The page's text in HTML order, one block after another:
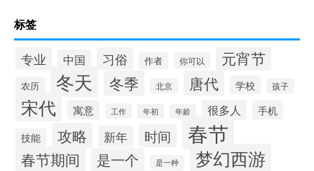
标签
专业 中国 习俗 作者 你可以 元宵节
农历 冬天 冬季 北京 唐代 学校 孩子
宋代 寓意 工作 年初 年龄 很多人 手机
技能 攻略 新年 时间 春节
春节期间 是一个 是一种 梦幻西游